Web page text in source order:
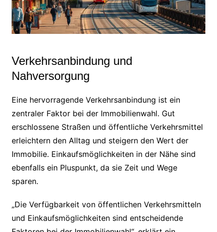
Verkehrsanbindung und
Nahversorgung
Eine hervorragende Verkehrsanbindung ist ein
zentraler Faktor bei der Immobilienwahl. Gut
erschlossene Straßen und öffentliche Verkehrsmittel
erleichtern den Alltag und steigern den Wert der
Immobilie. Einkaufsmöglichkeiten in der Nähe sind
ebenfalls ein Pluspunkt, da sie Zeit und Wege
sparen.
„Die Verfügbarkeit von öffentlichen Verkehrsmitteln
und Einkaufsmöglichkeiten sind entscheidende